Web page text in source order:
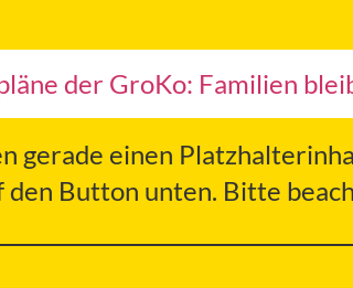
der GroKo: Familien
gerade einen
den Button unten. Bitte